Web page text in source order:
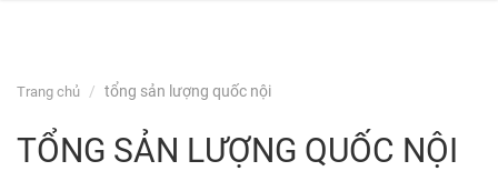
Trang chủ tổng sản lượng quốc nội
TỔNG SẢN LƯỢNG QUỐC NỘI